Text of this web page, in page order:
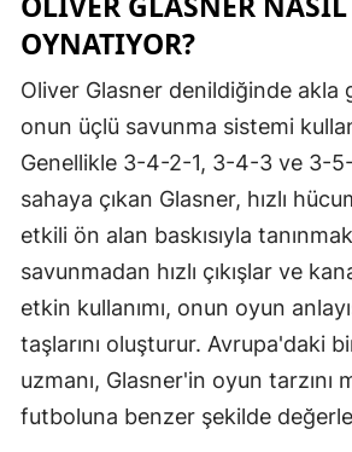
OYNATIYOR?
Oliver Glasner denildiğinde akla
onun üçlü savunma sistemi
Genellikle 3-4-2-1, 3-4-3 ve 3-
sahaya çıkan Glasner, hızlı
etkili ön alan baskısıyla
savunmadan hızlı çıkışlar ve
etkin kullanımı, onun oyun
taşlarını oluşturur. Avrupa'daki
uzmanı, Glasner'in oyun tarzını
futboluna benzer şekilde